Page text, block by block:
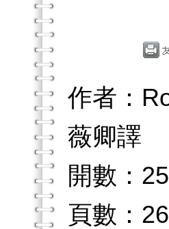
作者：
薇卿譯
開數：25
頁數：